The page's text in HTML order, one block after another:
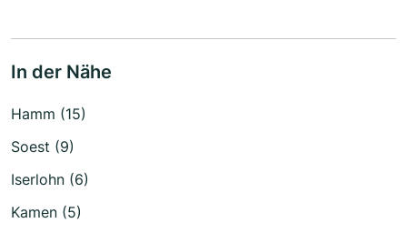
In der Nähe
Hamm (15)
Soest (9)
Iserlohn (6)
Kamen (5)